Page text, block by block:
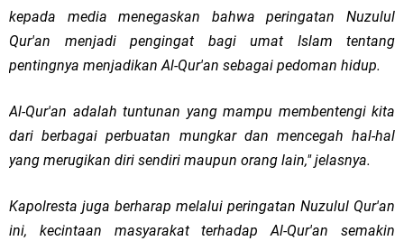
kepada media menegaskan bahwa peringatan Nuzulul
Qur'an menjadi pengingat bagi umat Islam tentang
pentingnya menjadikan Al-Qur'an sebagai pedoman hidup.
Al-Qur'an adalah tuntunan yang mampu membentengi kita
dari berbagai perbuatan mungkar dan mencegah hal-hal
yang merugikan diri sendiri maupun orang lain," jelasnya.
Kapolresta juga berharap melalui peringatan Nuzulul Qur'an
ini, kecintaan masyarakat terhadap Al-Qur'an semakin